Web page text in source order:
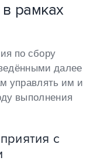
рамках
по сбору
далее
управлять им и
выполнения
с